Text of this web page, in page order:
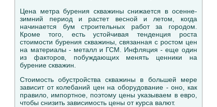
Цена метра бурения скважины снижается в осенне-
зимний период и растет весной и летом, когда
начинается бум строительных работ за городом.
Кроме того, есть устойчивая тенденция роста
стоимости бурения скважины, связанная с ростом цен
на материалы - металл и ГСМ. Инфляция - еще один
из факторов, побуждающих менять ценники на
бурение скважин.
Стоимость обустройства скважины в большей мере
зависит от колебаний цен на оборудование - оно, как
правило, импортное, поэтому цены указываем в евро,
чтобы снизить зависимость цены от курса валют.